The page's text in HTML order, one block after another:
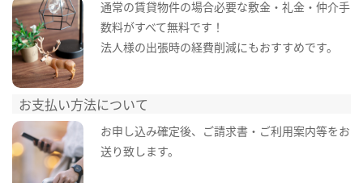
通常の賃貸物件の場合必要な敷金・礼金・仲介手
数料がすべて無料です！
法人様の出張時の経費削減にもおすすめです。
お支払い方法について
お申し込み確定後、ご請求書・ご利用案内等をお
送り致します。